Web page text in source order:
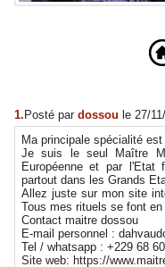
1. Posté par dossou le 27/
Ma principale spécialité
Je suis le seul Maître
Européenne et par l'Etat
partout dans les Grands
Allez juste sur mon site
Tous mes rituels se font
Contact maitre dossou
E-mail personnel :
Tel / whatsapp : +229 68
Site web: https://